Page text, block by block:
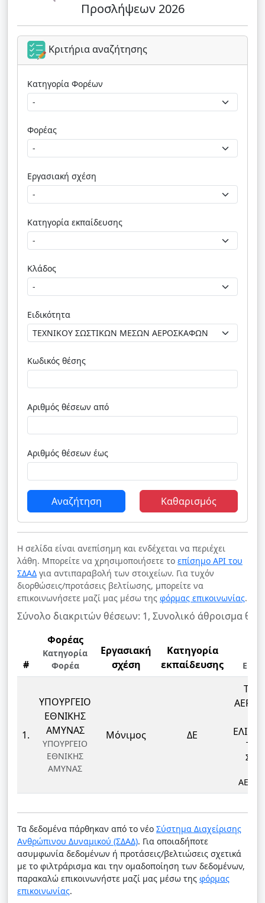
Προσλήψεων 2026
Κριτήρια αναζήτησης
Κατηγορία Φορέων
Φορέας
Εργασιακή σχέση
Κατηγορία εκπαίδευσης
Κλάδος
Ειδικότητα
Κωδικός θέσης
Αριθμός θέσεων από
Αριθμός θέσεων έως
Αναζήτηση Καθαρισμός
Η σελίδα είναι ανεπίσημη και ενδέχεται να περιέχει
λάθη. Μπορείτε να χρησιμοποιήσετε το επίσημο API του
ΣΔΑΔ για αντιπαραβολή των στοιχείων. Για τυχόν
διορθώσεις/προτάσεις βελτίωσης, μπορείτε να
επικοινωνήσετε μαζί μας μέσω της φόρμας επικοινωνίας.
Σύνολο διακριτών θέσεων: 1, Συνολικό άθροισμα
#
Φορέας
Κατηγορία
Φορέα
Εργασιακή
σχέση
Κατηγορία
εκπαίδευσης
1.
ΥΠΟΥΡΓΕΙΟ
ΕΘΝΙΚΗΣ
ΑΜΥΝΑΣ
ΥΠΟΥΡΓΕΙΟ
ΕΘΝΙΚΗΣ
ΑΜΥΝΑΣ
Μόνιμος ΔΕ
Τα δεδομένα πάρθηκαν από το νέο Σύστημα Διαχείρισης
Ανθρώπινου Δυναμικού (ΣΔΑΔ). Για οποιαδήποτε
ασυμφωνία δεδομένων ή προτάσεις/βελτιώσεις σχετικά
με το φιλτράρισμα και την ομαδοποίηση των δεδομένων,
παρακαλώ επικοινωνήστε μαζί μας μέσω της φόρμας
επικοινωνίας.